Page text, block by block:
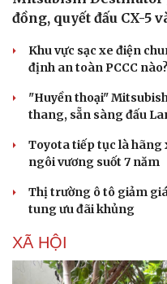
đồng, quyết đấu CX-5
Khu vực sạc xe điện
định an toàn PCCC nào?
"Huyền thoại"
thang, sẵn sàng đấu
Toyota tiếp tục là hãng
ngôi vương suốt 7 năm
Thị trường ô tô giảm
tung ưu đãi khủng
XÃ HỘI